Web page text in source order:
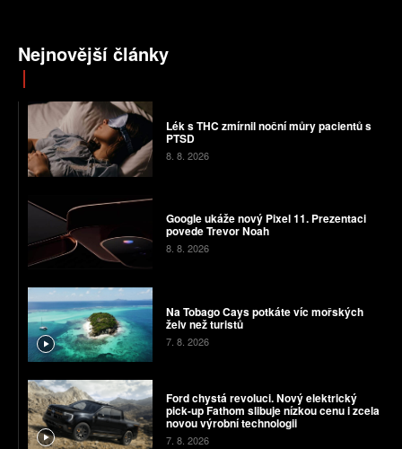
Nejnovější články
Lék s THC zmírnil noční můry pacientů s
PTSD
8. 8. 2026
Google ukáže nový Pixel 11. Prezentaci
povede Trevor Noah
8. 8. 2026
Na Tobago Cays potkáte víc mořských
želv než turistů
7. 8. 2026
Ford chystá revoluci. Nový elektrický
pick-up Fathom slibuje nízkou cenu i zcela
novou výrobní technologii
7. 8. 2026